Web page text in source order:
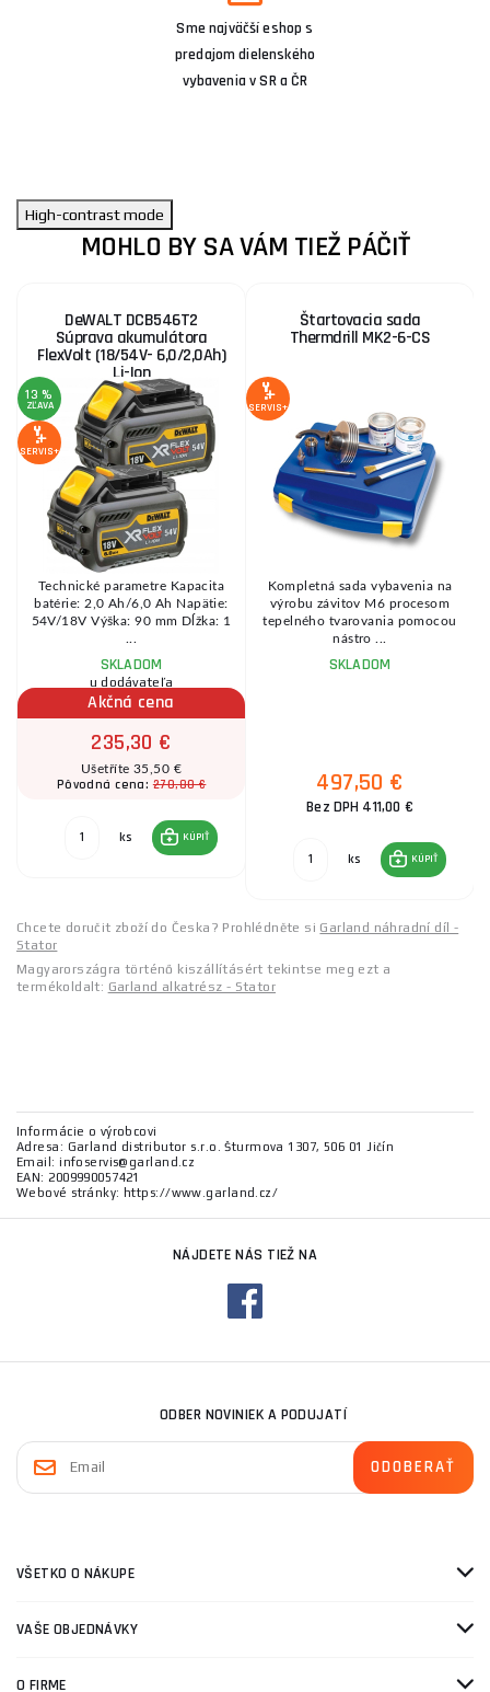
Sme najväčší eshop s
predajom dielenského
vybavenia v SR a ČR
High-contrast mode
MOHLO BY SA VÁM TIEŽ PÁČIŤ
DeWALT DCB546T2
Súprava akumulátora
FlexVolt (18/54V- 6,0/2,0Ah)
Li-Ion
13 %
ZĽAVA
SERVIS+
Technické parametre Kapacita
batérie: 2,0 Ah/6,0 Ah Napätie:
54V/18V Výška: 90 mm Dĺžka: 1
SKLADOM
u dodávateľa
Akčná cena
235,30 €
Ušetříte 35,50 €
Pôvodná cena:270,80 €
ks KÚPIŤ
Štartovacia sada
Thermdrill MK2-6-CS
SERVIS+
Kompletná sada vybavenia na
výrobu závitov M6 procesom
tepelného tvarovania pomocou
nástro ...
SKLADOM
497,50 €
Bez DPH 411,00 €
ks KÚPIŤ
Chcete doručit zboží do Česka? Prohlédněte si Garland náhradní díl -
Stator
Magyarországra történő kiszállításért tekintse meg ezt a
termékoldalt: Garland alkatrész - Stator
Informácie o výrobcovi
Adresa: Garland distributor s.r.o. Šturmova 1307, 506 01 Jičín
Email: infoservis@garland.cz
EAN: 2009990057421
Webové stránky: https://www.garland.cz/
NÁJDETE NÁS TIEŽ NA
ODBER NOVINIEK A PODUJATÍ
VŠETKO O NÁKUPE
VAŠE OBJEDNÁVKY
O FIRME